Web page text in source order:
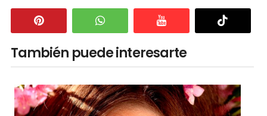
También puede interesarte